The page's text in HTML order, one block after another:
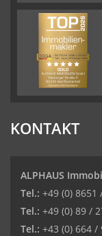
KONTAKT
ALPHAUS
Tel.: +49 (0) 8651
Tel.: +49 (0) 89 /
Tel.: +43 (0) 664 /